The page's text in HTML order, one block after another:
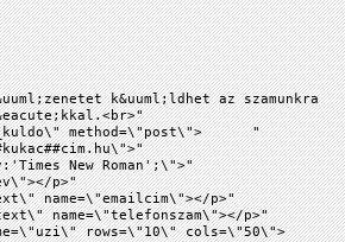
k&uuml;ldhet az szamunkra
method=\"post\"> "
New Roman';\">"
p>"
name=\"emailcim\"></p>"
name=\"telefonszam\"></p>"
rows=\"10\" cols=\"50\">